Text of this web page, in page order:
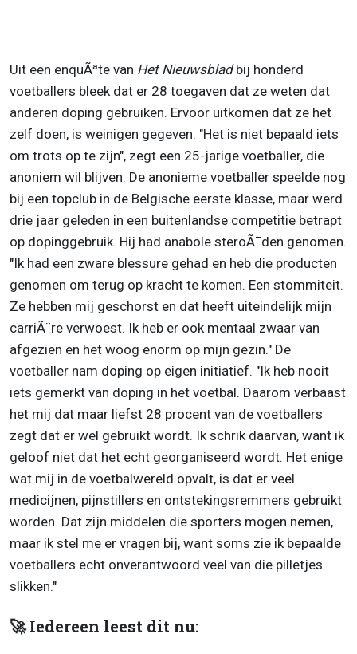
Uit een enquÃªte van Het Nieuwsbladbij honderd
voetballers bleek dat er 28 toegaven dat ze weten dat
anderen doping gebruiken. Ervoor uitkomen dat ze het
zelf doen, is weinigen gegeven. "Het is niet bepaald iets
om trots op te zijn", zegt een 25-jarige voetballer, die
anoniem wil blijven. De anonieme voetballer speelde nog
bij een topclub in de Belgische eerste klasse, maar werd
drie jaar geleden in een buitenlandse competitie betrapt
op dopinggebruik. Hij had anabole steroÃ¯den genomen.
"Ik had een zware blessure gehad en heb die producten
genomen om terug op kracht te komen. Een stommiteit.
Ze hebben mij geschorst en dat heeft uiteindelijk mijn
carriÃ¨re verwoest. Ik heb er ook mentaal zwaar van
afgezien en het woog enorm op mijn gezin." De
voetballer nam doping op eigen initiatief. "Ik heb nooit
iets gemerkt van doping in het voetbal. Daarom verbaast
het mij dat maar liefst 28 procent van de voetballers
zegt dat er wel gebruikt wordt. Ik schrik daarvan, want ik
geloof niet dat het echt georganiseerd wordt. Het enige
wat mij in de voetbalwereld opvalt, is dat er veel
medicijnen, pijnstillers en ontstekingsremmers gebruikt
worden. Dat zijn middelen die sporters mogen nemen,
maar ik stel me er vragen bij, want soms zie ik bepaalde
voetballers echt onverantwoord veel van die pilletjes
slikken."
🚀 Iedereen leest dit nu: